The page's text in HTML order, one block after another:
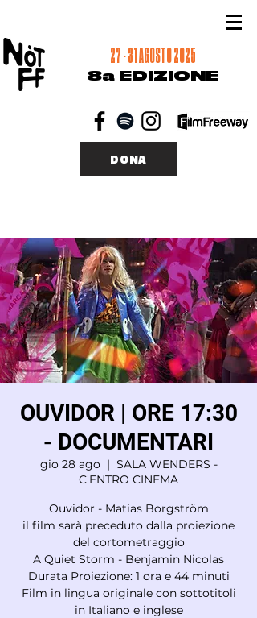
27 - 31 AGOSTO 2025
8a EDIZIONE
DONA
OUVIDOR | ORE 17:30
- DOCUMENTARI
gio 28 ago
  |
SALA WENDERS -
C'ENTRO CINEMA
Ouvidor - Matias Borgström
il film sarà preceduto dalla proiezione
del cortometraggio
A Quiet Storm - Benjamin Nicolas
Durata Proiezione: 1 ora e 44 minuti
Film in lingua originale con sottotitoli
in Italiano e inglese